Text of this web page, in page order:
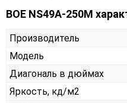
BOE NS49A-250M
Производитель
Модель
Диагональ в дюймах
Яркость, кд/м2